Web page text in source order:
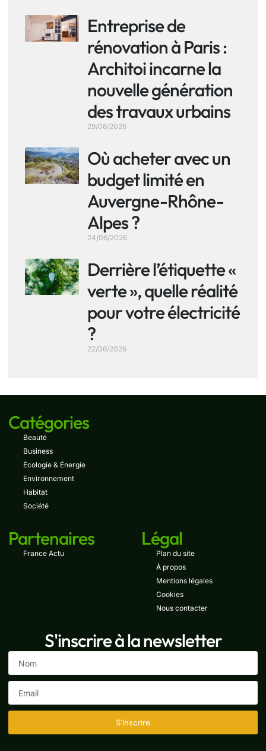
Entreprise de
rénovation à Paris :
Architoi incarne la
nouvelle génération
des travaux urbains
29/06/2026
Où acheter avec un
budget limité en
Auvergne-Rhône-
Alpes ?
24/06/2026
Derrière l’étiquette «
verte », quelle réalité
pour votre électricité
?
22/06/2026
Catégories
Beauté
Business
Écologie & Énergie
Environnement
Habitat
Société
Partenaires
France Actu
Légal
Plan du site
À propos
Mentions légales
Cookies
Nous contacter
S'inscrire à la newsletter
S'inscrire